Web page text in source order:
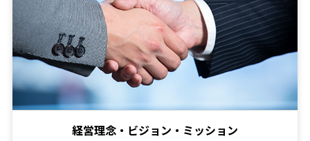
経営理念・ビジョン・ミッション